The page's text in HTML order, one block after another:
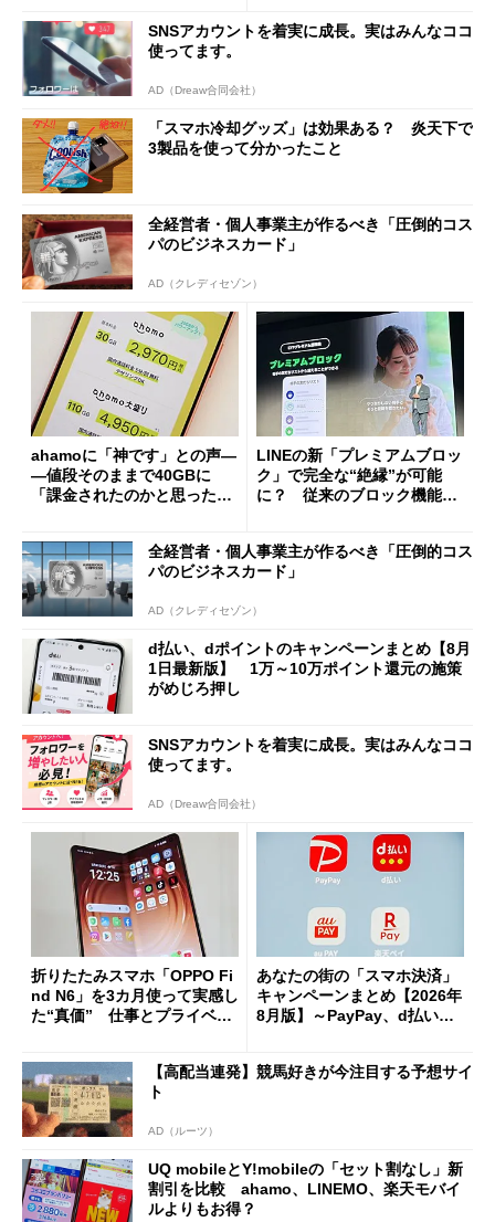
SNSアカウントを着実に成長。実はみんなココ
使ってます。
AD（Dreaw合同会社）
「スマホ冷却グッズ」は効果ある？ 炎天下で
3製品を使って分かったこと
全経営者・個人事業主が作るべき「圧倒的コス
パのビジネスカード」
AD（クレディセゾン）
ahamoに「神です」との声―
―値段そのままで40GBに
「課金されたのかと思った」
LINEの新「プレミアムブロッ
ク」で完全な“絶縁”が可能
に？ 従来のブロック機能と
全経営者・個人事業主が作るべき「圧倒的コス
パのビジネスカード」
AD（クレディセゾン）
d払い、dポイントのキャンペーンまとめ【8月
1日最新版】 1万～10万ポイント還元の施策
がめじろ押し
SNSアカウントを着実に成長。実はみんなココ
使ってます。
AD（Dreaw合同会社）
折りたたみスマホ「OPPO Fi
nd N6」を3カ月使って実感し
た“真価” 仕事とプライベー
あなたの街の「スマホ決済」
キャンペーンまとめ【2026年
8月版】～PayPay、d払い、a
【高配当連発】競馬好きが今注目する予想サイ
ト
AD（ルーツ）
UQ mobileとY!mobileの「セット割なし」新
割引を比較 ahamo、LINEMO、楽天モバイ
ルよりもお得？